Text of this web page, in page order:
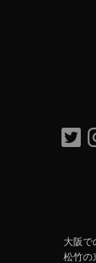
大阪で
松竹の